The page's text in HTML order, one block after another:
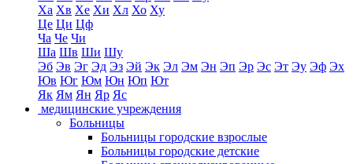
Ха Хв Хе Хи Хл Хо Ху
Це Ци Цф
Ча Че Чи
Ша Шв Ши Шу
Эб Эв Эг Эд Эз Эй Эк Эл Эм Эн Эп Эр Эс Эт Эу Эф Эх
Юв Юг Юм Юн Юп Ют
Як Ям Ян Яр Яс
медицинские учреждения
Больницы
Больницы городские взрослые
Больницы городские детские